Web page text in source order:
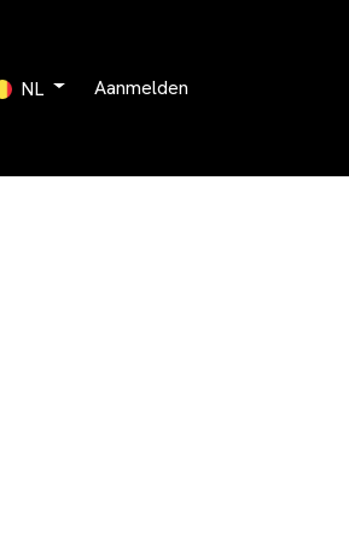
NL Aanmelden